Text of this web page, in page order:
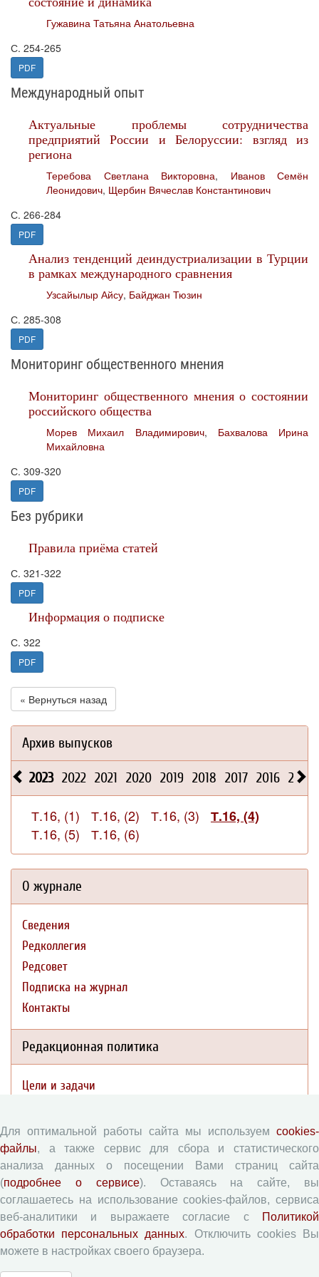
Гужавина Татьяна Анатольевна
С. 254-265
PDF
Международный опыт
Актуальные проблемы сотрудничества
предприятий России и Белоруссии: взгляд из
региона
Теребова Светлана Викторовна, Иванов Семён
Леонидович, Щербин Вячеслав Константинович
С. 266-284
PDF
Анализ тенденций деиндустриализации в Турции
в рамках международного сравнения
Узсайылыр Айсу, Байджан Тюзин
С. 285-308
PDF
Мониторинг общественного мнения
Мониторинг общественного мнения о состоянии
российского общества
Морев Михаил Владимирович, Бахвалова Ирина
Михайловна
С. 309-320
PDF
Без рубрики
Правила приёма статей
С. 321-322
PDF
Информация о подписке
С. 322
PDF
« Вернуться назад
Архив выпусков
2023 2022 2021 2020 2019 2018 2017 2016 2015
Т.16, (1) Т.16, (2) Т.16, (3)
Т.16, (4)
Т.16, (5)
Т.16, (6)
О журнале
Сведения
Редколлегия
Редсовет
Подписка на журнал
Контакты
Редакционная политика
Цели и задачи
Рецензирование
Публикационная этика
Индексирование
Архивация
Политика раскрытия
Публикации
Для оптимальной работы сайта мы используем cookies-
файлы, а также сервис для сбора и статистического
анализа данных о посещении Вами страниц сайта
(подробнее о сервисе). Оставаясь на сайте, вы
соглашаетесь на использование cookies-файлов, сервиса
веб-аналитики и выражаете согласие с
Политикой
обработки персональных данных. Отключить cookies Вы
можете в настройках своего браузера.